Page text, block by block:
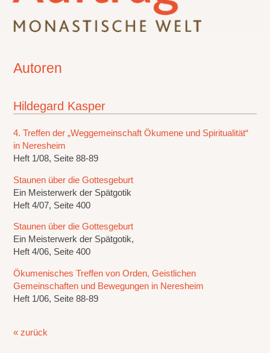
Autoren
Hildegard Kasper
4. Treffen der „Weggemeinschaft Ökumene und Spiritualität“
in Neresheim
Heft 1/08, Seite 88-89
Staunen über die Gottesgeburt
Ein Meisterwerk der Spätgotik
Heft 4/07, Seite 400
Staunen über die Gottesgeburt
Ein Meisterwerk der Spätgotik,
Heft 4/06, Seite 400
Ökumenisches Treffen von Orden, Geistlichen
Gemeinschaften und Bewegungen in Neresheim
Heft 1/06, Seite 88-89
« zurück